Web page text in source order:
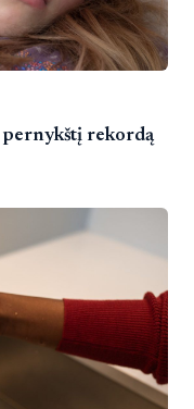
pernykštį rekordą